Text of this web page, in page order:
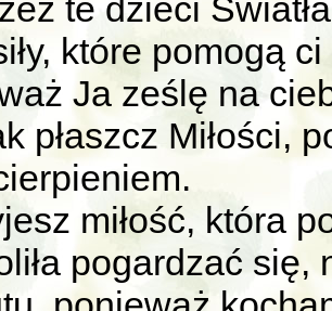
te dzieci
które pomogą
Ja ześlę na
płaszcz Miłości,
miłość, która
pogardzać